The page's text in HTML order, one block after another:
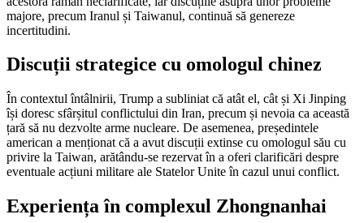
majore, precum Iranul și Taiwanul, continuă să genereze
incertitudini.
Discuții strategice cu omologul chinez
În contextul întâlnirii, Trump a subliniat că atât el, cât și Xi Jinping
își doresc sfârșitul conflictului din Iran, precum și nevoia ca această
țară să nu dezvolte arme nucleare. De asemenea, președintele
american a menționat că a avut discuții extinse cu omologul său cu
privire la Taiwan, arătându-se rezervat în a oferi clarificări despre
eventuale acțiuni militare ale Statelor Unite în cazul unui conflict.
Experiența în complexul Zhongnanhai